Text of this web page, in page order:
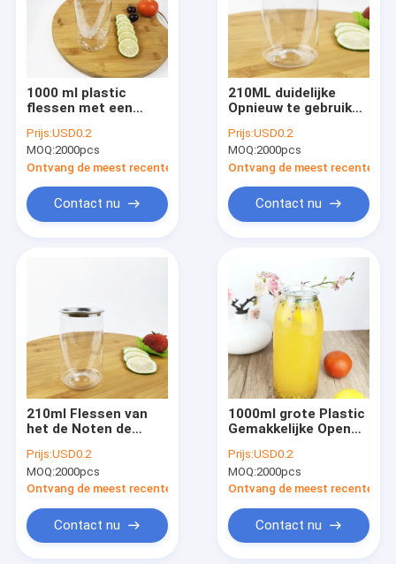
1000 ml plastic
flessen met een
trekken deksel voor
thee, melk, sappen,
dranken
Prijs:USD0.2
MOQ:2000pcs
Ontvang de meest recente Prijs
Contact nu
210ML duidelijke
Opnieuw te gebruiken
Gemakkelijke de
Trekkrachtdekking
van het
Containeraluminium
Prijs:USD0.2
MOQ:2000pcs
Ontvang de meest recente
Contact nu
210ml Flessen van
het de Noten de
van
graangewassenbonen
met Dekking van de
Gemakkelijke
Trekkracht
Prijs:USD0.2
MOQ:2000pcs
Ontvang de meest recente Prijs
Contact nu
1000ml grote Plastic
Gemakkelijke Open
van Blikken
Transparante Snacks
Prijs:USD0.2
MOQ:2000pcs
Ontvang de meest recente
Contact nu